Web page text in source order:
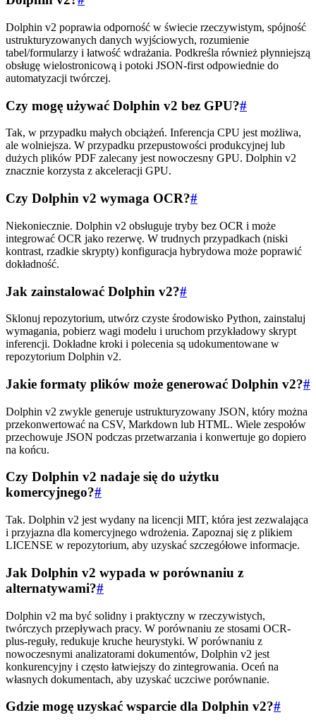
Dolphin v2 poprawia odporność w świecie rzeczywistym, spójność
ustrukturyzowanych danych wyjściowych, rozumienie
tabel/formularzy i łatwość wdrażania. Podkreśla również płynniejszą
obsługę wielostronicową i potoki JSON-first odpowiednie do
automatyzacji twórczej.
Czy mogę używać Dolphin v2 bez GPU?#
Tak, w przypadku małych obciążeń. Inferencja CPU jest możliwa,
ale wolniejsza. W przypadku przepustowości produkcyjnej lub
dużych plików PDF zalecany jest nowoczesny GPU. Dolphin v2
znacznie korzysta z akceleracji GPU.
Czy Dolphin v2 wymaga OCR?#
Niekoniecznie. Dolphin v2 obsługuje tryby bez OCR i może
integrować OCR jako rezerwę. W trudnych przypadkach (niski
kontrast, rzadkie skrypty) konfiguracja hybrydowa może poprawić
dokładność.
Jak zainstalować Dolphin v2?#
Sklonuj repozytorium, utwórz czyste środowisko Python, zainstaluj
wymagania, pobierz wagi modelu i uruchom przykładowy skrypt
inferencji. Dokładne kroki i polecenia są udokumentowane w
repozytorium Dolphin v2.
Jakie formaty plików może generować Dolphin v2?#
Dolphin v2 zwykle generuje ustrukturyzowany JSON, który można
przekonwertować na CSV, Markdown lub HTML. Wiele zespołów
przechowuje JSON podczas przetwarzania i konwertuje go dopiero
na końcu.
Czy Dolphin v2 nadaje się do użytku
komercyjnego?#
Tak. Dolphin v2 jest wydany na licencji MIT, która jest zezwalająca
i przyjazna dla komercyjnego wdrożenia. Zapoznaj się z plikiem
LICENSE w repozytorium, aby uzyskać szczegółowe informacje.
Jak Dolphin v2 wypada w porównaniu z
alternatywami?#
Dolphin v2 ma być solidny i praktyczny w rzeczywistych,
twórczych przepływach pracy. W porównaniu ze stosami OCR-
plus-reguły, redukuje kruche heurystyki. W porównaniu z
nowoczesnymi analizatorami dokumentów, Dolphin v2 jest
konkurencyjny i często łatwiejszy do zintegrowania. Oceń na
własnych dokumentach, aby uzyskać uczciwe porównanie.
Gdzie mogę uzyskać wsparcie dla Dolphin v2?#